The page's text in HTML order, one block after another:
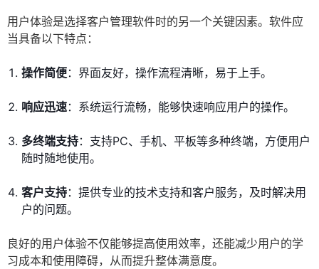
用户体验是选择客户管理软件时的另一个关键因素。软件应
当具备以下特点：
操作简便：界面友好，操作流程清晰，易于上手。
响应迅速：系统运行流畅，能够快速响应用户的操作。
多终端支持：支持PC、手机、平板等多种终端，方便用户
随时随地使用。
客户支持：提供专业的技术支持和客户服务，及时解决用
户的问题。
良好的用户体验不仅能够提高使用效率，还能减少用户的学
习成本和使用障碍，从而提升整体满意度。